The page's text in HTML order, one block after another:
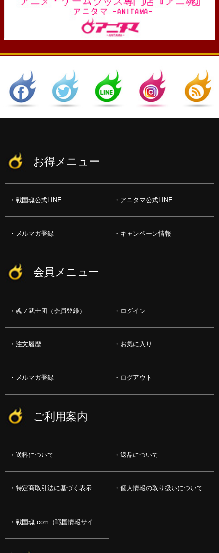
お得メニュー
戦国魂公式LINE アニタマ公式LINE
メルマガ登録 キャンペーン情報
会員メニュー
魂ノ武士団（会員登録） ログイン
注文履歴 お気に入り
メルマガ登録 ログアウト
ご利用案内
送料について 返品について
特定商取引法に基づく表示 個人情報の取り扱いについて
戦国魂.com（戦国情報サイ